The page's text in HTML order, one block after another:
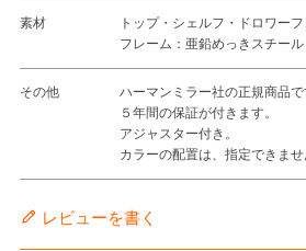
素材
トップ・シェルフ・ドロワー
フレーム：亜鉛めっきスチール
その他
ハーマンミラー社の正規商品で
５年間の保証が付きます。
アジャスター付き。
カラーの配置は、指定できませ
レビューを書く